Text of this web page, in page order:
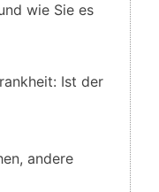
wie Sie es
Ist der
andere